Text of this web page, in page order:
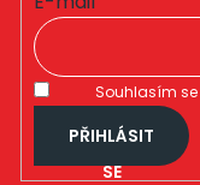
Souhlasím
PŘIHLÁSIT
SE